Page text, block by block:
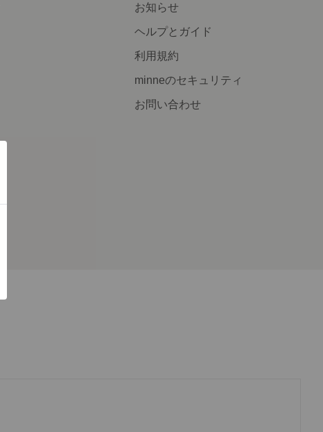
お知らせ
ヘルプとガイド
利用規約
minneのセキュリティ
お問い合わせ